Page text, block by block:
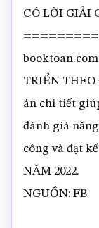
CÓ LỜI GIẢI
booktoan.com
TRIỂN THEO
án chi tiết
đánh giá
công và đạt
NĂM 2022.
NGUỒN: FB